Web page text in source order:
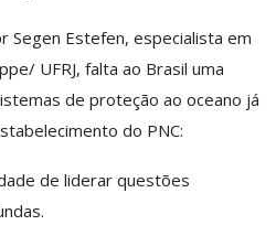
Segen Estefen, especialista em
UFRJ, falta ao Brasil uma
de proteção ao oceano já
do PNC:
de liderar questões